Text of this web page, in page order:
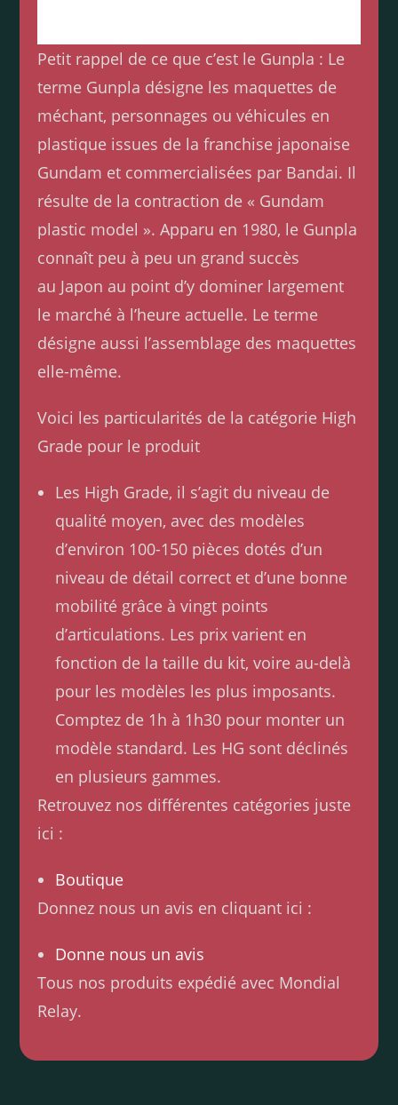
Petit rappel de ce que c’est le Gunpla : Le
terme Gunpla désigne les maquettes de
méchant, personnages ou véhicules en
plastique issues de la franchise japonaise
Gundam et commercialisées par Bandai. Il
résulte de la contraction de « Gundam
plastic model ». Apparu en 1980, le Gunpla
connaît peu à peu un grand succès
au Japon au point d’y dominer largement
le marché à l’heure actuelle. Le terme
désigne aussi l’assemblage des maquettes
elle-même.
Voici les particularités de la catégorie High
Grade pour le produit
Les High Grade, il s’agit du niveau de
qualité moyen, avec des modèles
d’environ 100-150 pièces dotés d’un
niveau de détail correct et d’une bonne
mobilité grâce à vingt points
d’articulations. Les prix varient en
fonction de la taille du kit, voire au-delà
pour les modèles les plus imposants.
Comptez de 1h à 1h30 pour monter un
modèle standard. Les HG sont déclinés
en plusieurs gammes.
Retrouvez nos différentes catégories juste
ici :
Boutique
Donnez nous un avis en cliquant ici :
Donne nous un avis
Tous nos produits expédié avec Mondial
Relay.